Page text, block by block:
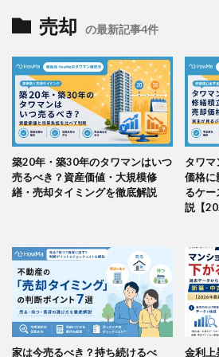
売却 の最新記事4件
築20年・築30年のタワマンはいつ
売るべき？資産価値・大規模修
繕・売却タイミングを徹底解説
タワマ
価格に
るケー
説【
家は今売るべき？持ち続けるべ 金利上